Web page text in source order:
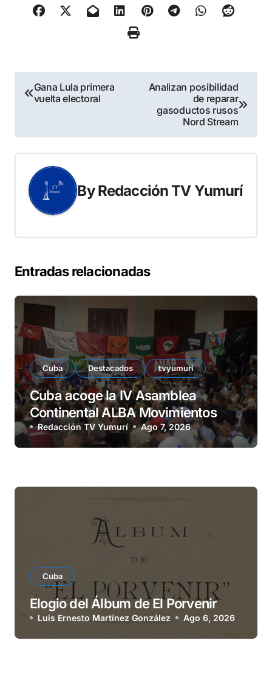
Navegación
entradas
Gana Lula primera
vuelta electoral
Analizan posibilidad
de reparar
gasoductos rusos
Nord Stream
ByRedacción TV Yumurí
Entradas relacionadas
Cuba Destacados tvyumuri
Cuba acoge la IV Asamblea
Continental ALBA Movimientos
Redacción TV Yumurí Ago 7, 2026
Cuba
Elogio del Álbum de El Porvenir
Luis Ernesto Martínez González Ago 6, 2026